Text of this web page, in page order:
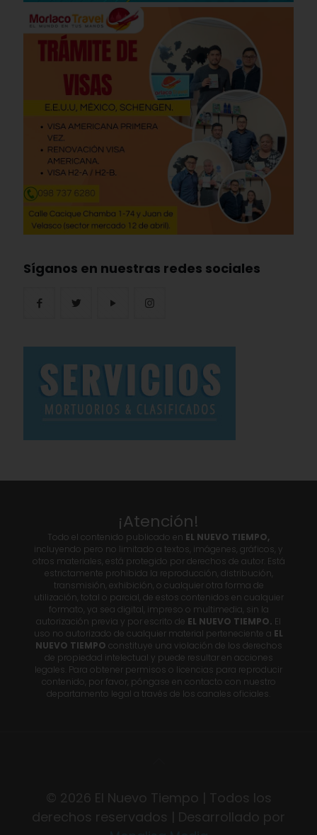
Síganos en nuestras redes sociales
¡Atención!
Todo el contenido publicado en EL NUEVO TIEMPO,
incluyendo pero no limitado a textos, imágenes, gráficos, y
otros materiales, está protegido por derechos de autor. Está
estrictamente prohibida la reproducción, distribución,
transmisión, exhibición, o cualquier otra forma de
utilización, total o parcial, de estos contenidos en cualquier
formato, ya sea digital, impreso o multimedia, sin la
autorización previa y por escrito de EL NUEVO TIEMPO. El
uso no autorizado de cualquier material perteneciente a EL
NUEVO TIEMPO constituye una violación de los derechos
de propiedad intelectual y puede resultar en acciones
legales. Para obtener permisos o licencias para reproducir
contenido, por favor, póngase en contacto con nuestro
departamento legal a través de los canales oficiales.
© 2026 El Nuevo Tiempo | Todos los
derechos reservados | Desarrollado por